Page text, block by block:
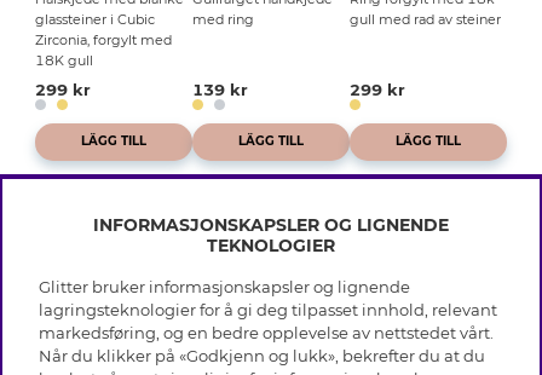
glassteiner i Cubic
Zirconia, forgylt med
18K gull
299 kr
LÄGG TILL
med ring
139 kr
LÄGG TILL
gull med rad av steiner
299 kr
LÄGG TILL
INFO
Vilkår
Personvern
OM GLITTER
INFORMASJONSKAPSLER OG LIGNENDE
TEKNOLOGIER
Glitter bruker informasjonskapsler og lignende
lagringsteknologier for å gi deg tilpasset innhold, relevant
markedsføring, og en bedre opplevelse av nettstedet vårt.
Når du klikker på «Godkjenn og lukk», bekrefter du at du